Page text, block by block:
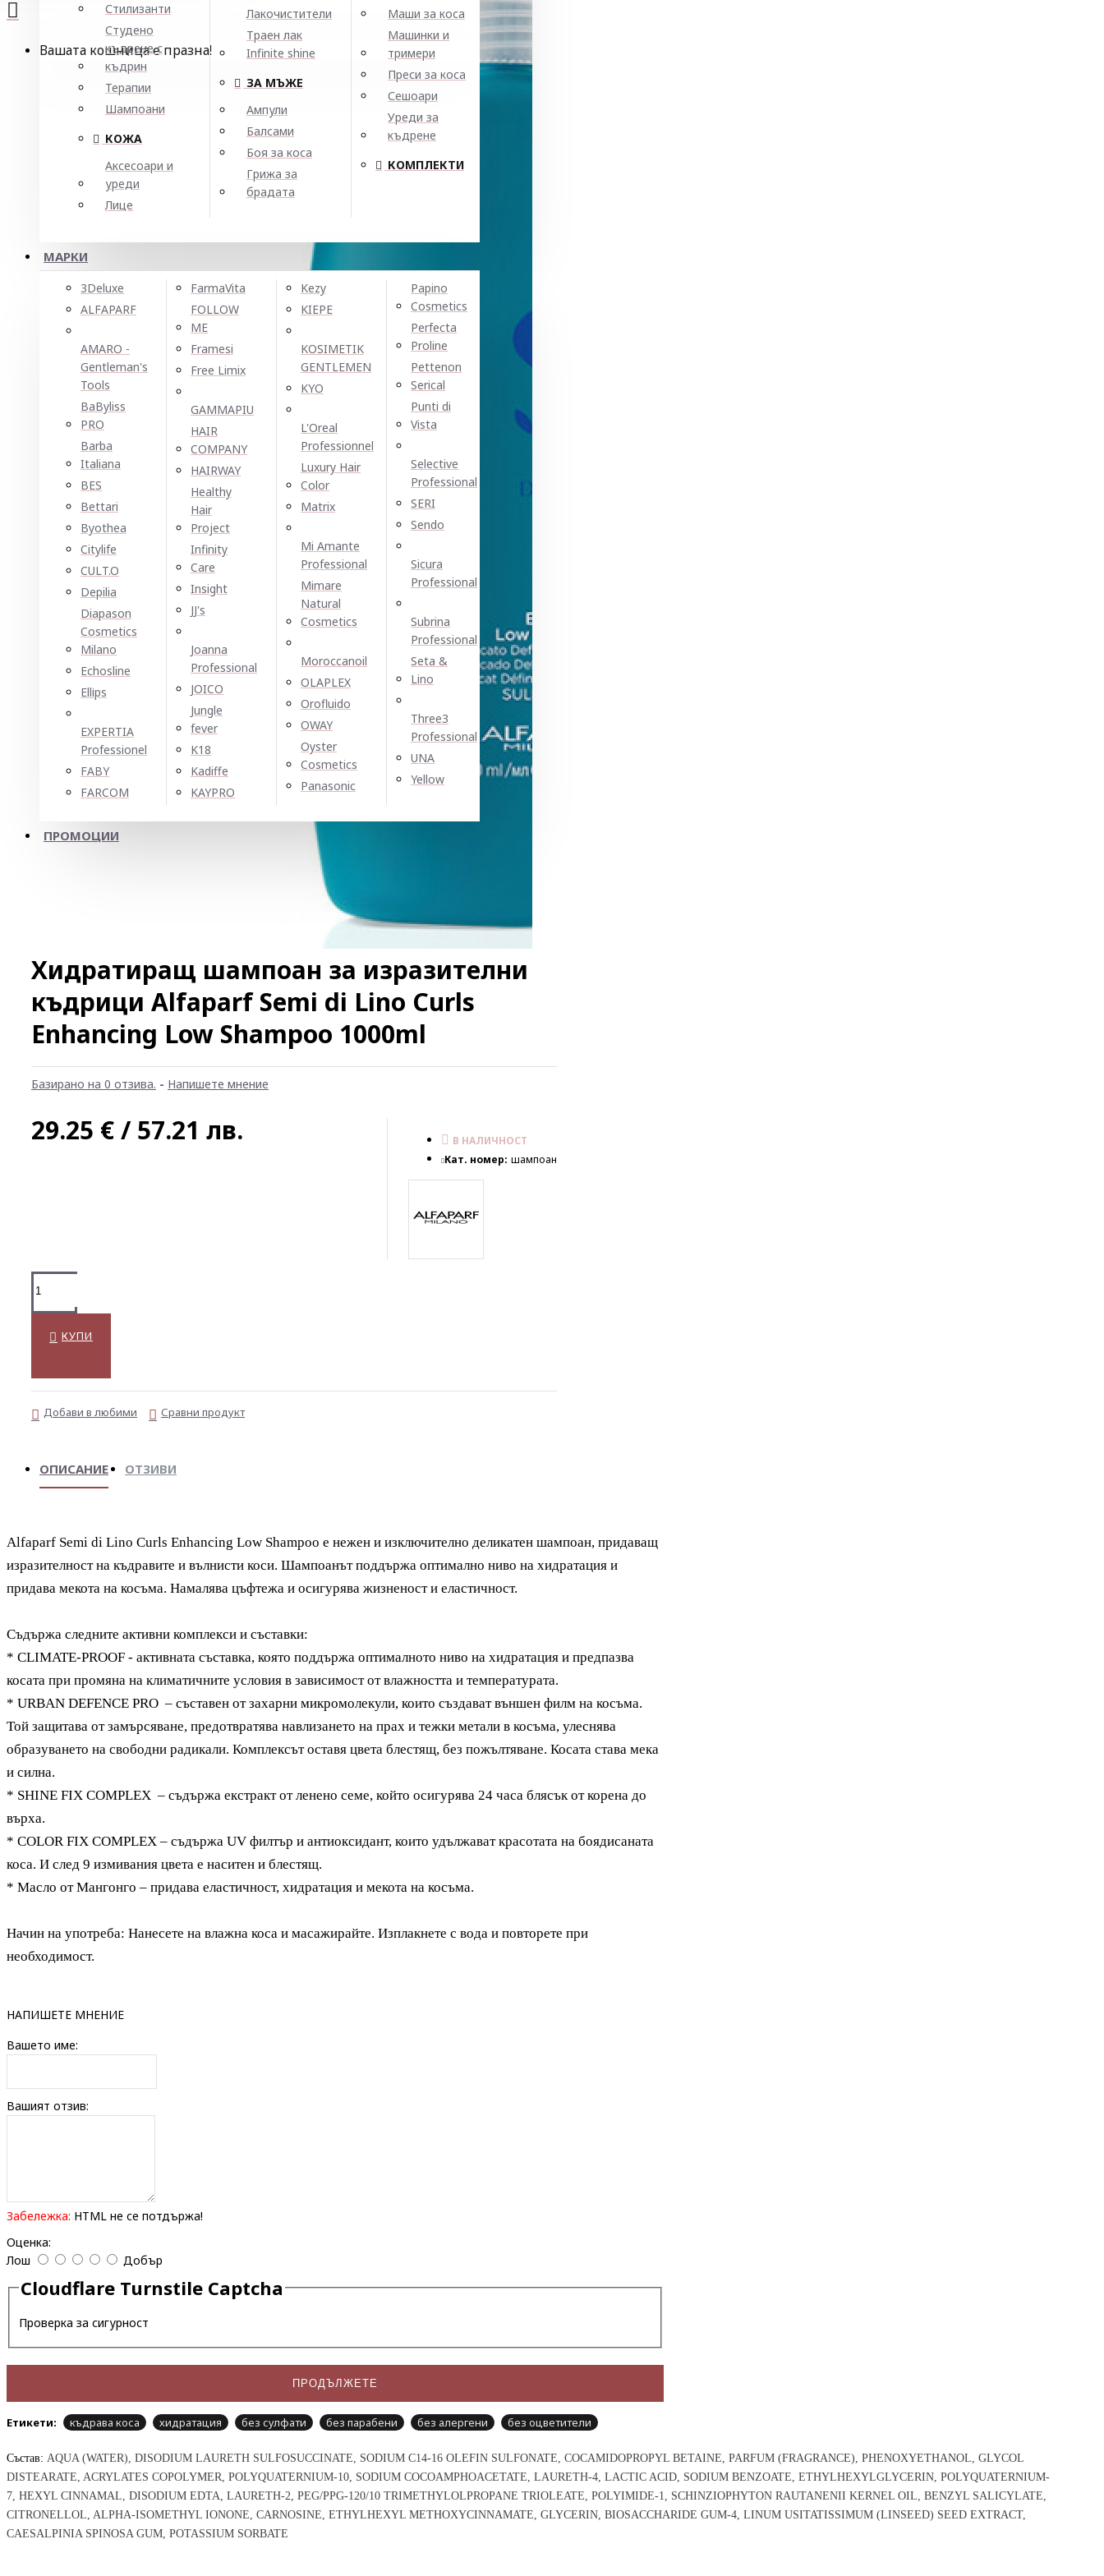
Стилизанти
Студено
къдрене с
къдрин
Терапии
Шампоани
КОЖА
Аксесоари и
уреди
Лице
Лакочистители
Траен лак
Infinite shine
ЗА МЪЖЕ
Ампули
Балсами
Боя за коса
Грижа за
брадата
Маши за коса
Машинки и
тримери
Преси за коса
Сешоари
Уреди за
къдрене
КОМПЛЕКТИ
МАРКИ
3Deluxe
ALFAPARF
AMARO -
Gentleman's
Tools
BaByliss
PRO
Barba
Italiana
BES
Bettari
Byothea
Citylife
CULT.O
Depilia
Diapason
Cosmetics
Milano
Echosline
Ellірѕ
EXPERTIA
Professionel
FABY
FARCOM
FarmaVita
FOLLOW
ME
Framesi
Free Limix
GAMMAPIU
HAIR
COMPANY
HAIRWAY
Healthy
Hair
Project
Infinity
Care
Insight
JJ's
Joanna
Professional
JOICO
Jungle
fever
K18
Kadiffe
KAYPRO
Kezy
KIEPE
KOSIMETIK
GENTLEMEN
KYO
L'Oreal
Professionnel
Luxury Hair
Color
Matrix
Mi Amante
Professional
Mimare
Natural
Cosmetics
Moroccanoil
OLAPLEX
Orofluido
OWAY
Oyster
Cosmetics
Panasonic
Papino
Cosmetics
Perfecta
Proline
Pettenon
Serical
Punti di
Vista
Selective
Professional
SERI
Sendo
Sicura
Professional
Subrina
Professional
Seta &
Lino
Three3
Professional
UNA
Yellow
ПРОМОЦИИ
Вашата кошница е празна!
Хидратиращ шампоан за изразителни
къдрици Alfaparf Semi di Lino Curls
Enhancing Low Shampoo 1000ml
Базирано на 0 отзива. - Напишете мнение
29.25 € / 57.21 лв.
В НАЛИЧНОСТ
Кат. номер: шампоан
КУПИ
Добави в любими Сравни продукт
ОПИСАНИЕ ОТЗИВИ
Alfaparf Semi di Lino Curls Enhancing Low Shampoo е нежен и изключително деликатен шампоан, придаващ
изразителност на къдравите и вълнисти коси. Шампоанът поддържа оптимално ниво на хидратация и
придава мекота на косъма. Намалява цъфтежа и осигурява жизненост и еластичност.
Съдържа следните активни комплекси и съставки:
* CLIMATE-PROOF - активната съставка, която поддържа оптималното ниво на хидратация и предпазва
косата при промяна на климатичните условия в зависимост от влажността и температурата.
* URBAN DEFENCE PRO – съставен от захарни микромолекули, които създават външен филм на косъма.
Той защитава от замърсяване, предотвратява навлизането на прах и тежки метали в косъма, улеснява
образуването на свободни радикали. Комплексът оставя цвета блестящ, без пожълтяване. Косата става мека
и силна.
* SHINE FIX COMPLEX – съдържа екстракт от ленено семе, който осигурява 24 часа блясък от корена до
върха.
* COLOR FIX COMPLEX – съдържа UV филтър и антиоксидант, които удължават красотата на боядисаната
коса. И след 9 измивания цвета е наситен и блестящ.
* Масло от Мангонго – придава еластичност, хидратация и мекота на косъма.
Начин на употреба: Нанесете на влажна коса и масажирайте. Изплакнете с вода и повторете при
необходимост.
НАПИШЕТЕ МНЕНИЕ
Вашето име:
Вашият отзив:
Забележка: HTML не се потдържа!
Оценка:
Лош
Добър
Cloudflare Turnstile Captcha
Проверка за сигурност
ПРОДЪЛЖЕТЕ
Етикети: къдрава коса хидратация без сулфати без парабени без алергени без оцветители
Състав: AQUA (WATER), DISODIUM LAURETH SULFOSUCCINATE, SODIUM C14-16 OLEFIN SULFONATE, COCAMIDOPROPYL BETAINE, PARFUM (FRAGRANCE), PHENOXYETHANOL, GLYCOL
DISTEARATE, ACRYLATES COPOLYMER, POLYQUATERNIUM-10, SODIUM COCOAMPHOACETATE, LAURETH-4, LACTIC ACID, SODIUM BENZOATE, ETHYLHEXYLGLYCERIN, POLYQUATERNIUM-
7, HEXYL CINNAMAL, DISODIUM EDTA, LAURETH-2, PEG/PPG-120/10 TRIMETHYLOLPROPANE TRIOLEATE, POLYIMIDE-1, SCHINZIOPHYTON RAUTANENII KERNEL OIL, BENZYL SALICYLATE,
CITRONELLOL, ALPHA-ISOMETHYL IONONE, CARNOSINE, ETHYLHEXYL METHOXYCINNAMATE, GLYCERIN, BIOSACCHARIDE GUM-4, LINUM USITATISSIMUM (LINSEED) SEED EXTRACT,
CAESALPINIA SPINOSA GUM, POTASSIUM SORBATE